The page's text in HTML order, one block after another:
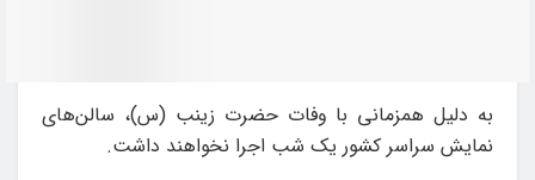
به دلیل همزمانی با وفات حضرت زینب (س)، سالن‌های
نمایش سراسر کشور یک شب اجرا نخواهند داشت.